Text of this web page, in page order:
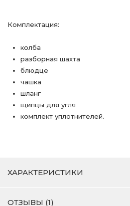
Комплектация:
колба
разборная шахта
блюдце
чашка
шланг
щипцы для угля
комплект уплотнителей.
ХАРАКТЕРИСТИКИ
ОТЗЫВЫ (1)